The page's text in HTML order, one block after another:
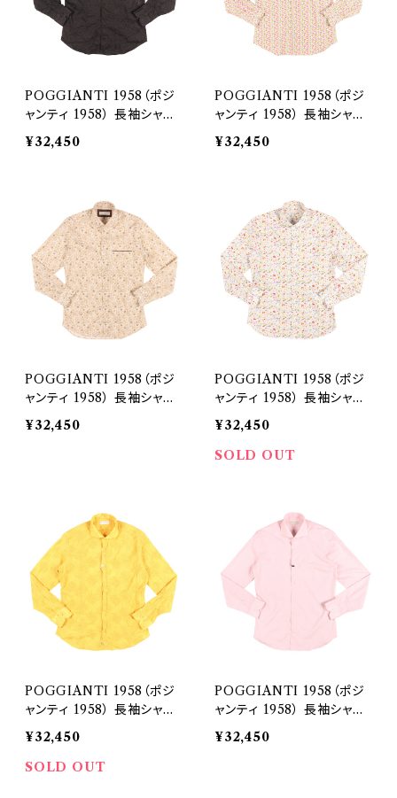
POGGIANTI 1958（ポジ
ャンティ 1958） 長袖シャツ
428E21-04 25269
¥32,450
POGGIANTI 1958（ポジ
ャンティ 1958） 長袖シャツ
336E21-02 25276
¥32,450
POGGIANTI 1958（ポジ
ャンティ 1958） 長袖シャツ
315E21-02 25293
¥32,450
POGGIANTI 1958（ポジ
ャンティ 1958） 長袖シャツ
332E21-02 25305
¥32,450
SOLD OUT
POGGIANTI 1958（ポジ
ャンティ 1958） 長袖シャツ
430E21-02 25310
¥32,450
SOLD OUT
POGGIANTI 1958（ポジ
ャンティ 1958） 長袖シャツ
303E21-03 25321
¥32,450